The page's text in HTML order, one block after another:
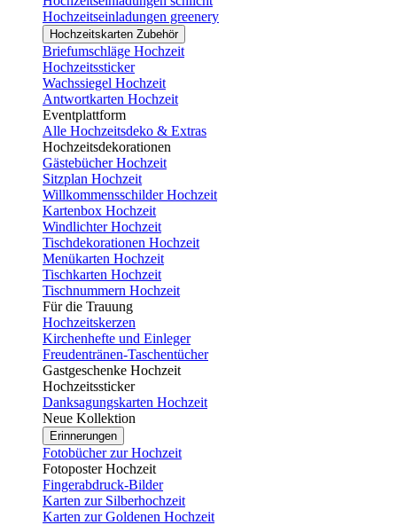
Hochzeitseinladungen greenery
Hochzeitskarten Zubehör
Briefumschläge Hochzeit
Hochzeitssticker
Wachssiegel Hochzeit
Antwortkarten Hochzeit
Eventplattform
Alle Hochzeitsdeko & Extras
Hochzeitsdekorationen
Gästebücher Hochzeit
Sitzplan Hochzeit
Willkommensschilder Hochzeit
Kartenbox Hochzeit
Windlichter Hochzeit
Tischdekorationen Hochzeit
Menükarten Hochzeit
Tischkarten Hochzeit
Tischnummern Hochzeit
Für die Trauung
Hochzeitskerzen
Kirchenhefte und Einleger
Freudentränen-Taschentücher
Gastgeschenke Hochzeit
Hochzeitssticker
Danksagungskarten Hochzeit
Neue Kollektion
Erinnerungen
Fotobücher zur Hochzeit
Fotoposter Hochzeit
Fingerabdruck-Bilder
Karten zur Silberhochzeit
Karten zur Goldenen Hochzeit